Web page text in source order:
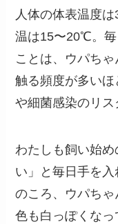
人体の体表温度
温は15〜20℃。毎
ことは、ウパちゃ
触る頻度が多い
や細菌感染のリス
わたしも飼い始
い」と毎日手を
のころ、ウパち
色も白っぽくな